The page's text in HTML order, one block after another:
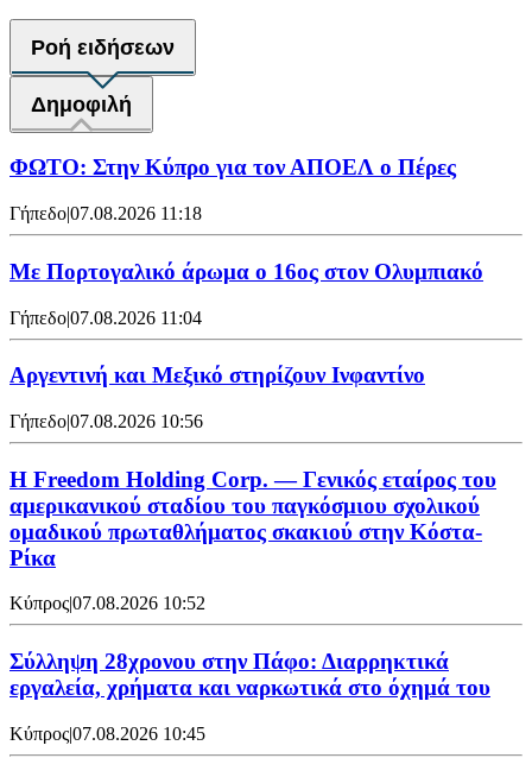
Ροή ειδήσεων
Δημοφιλή
ΦΩΤΟ: Στην Κύπρο για τον ΑΠΟΕΛ ο Πέρες
Γήπεδο|07.08.2026 11:18
Με Πορτογαλικό άρωμα ο 16ος στον Ολυμπιακό
Γήπεδο|07.08.2026 11:04
Αργεντινή και Μεξικό στηρίζουν Ινφαντίνο
Γήπεδο|07.08.2026 10:56
Η Freedom Holding Corp. — Γενικός εταίρος του
αμερικανικού σταδίου του παγκόσμιου σχολικού
ομαδικού πρωταθλήματος σκακιού στην Κόστα-
Ρίκα
Κύπρος|07.08.2026 10:52
Σύλληψη 28χρονου στην Πάφο: Διαρρηκτικά
εργαλεία, χρήματα και ναρκωτικά στο όχημά του
Κύπρος|07.08.2026 10:45